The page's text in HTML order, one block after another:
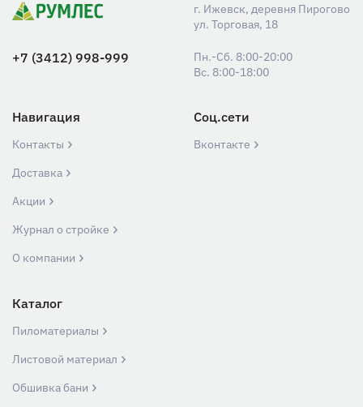
г. Ижевск, деревня Пирогово
ул. Торговая, 18
+7 (3412) 998-999
Пн.-Сб. 8:00-20:00
Вс. 8:00-18:00
Навигация
Контакты
Доставка
Акции
Журнал о стройке
О компании
Соц.сети
Вконтакте
Каталог
Пиломатериалы
Листовой материал
Обшивка бани